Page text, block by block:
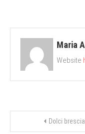
Maria
Website
Navigazione
Dolci